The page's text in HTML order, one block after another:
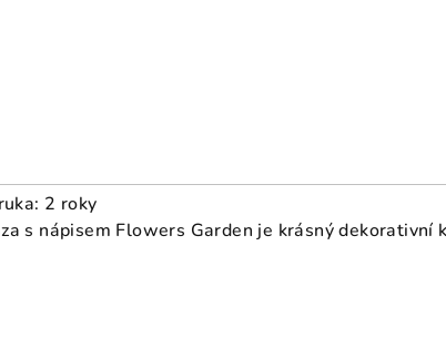
2 roky
s nápisem Flowers Garden je krásný